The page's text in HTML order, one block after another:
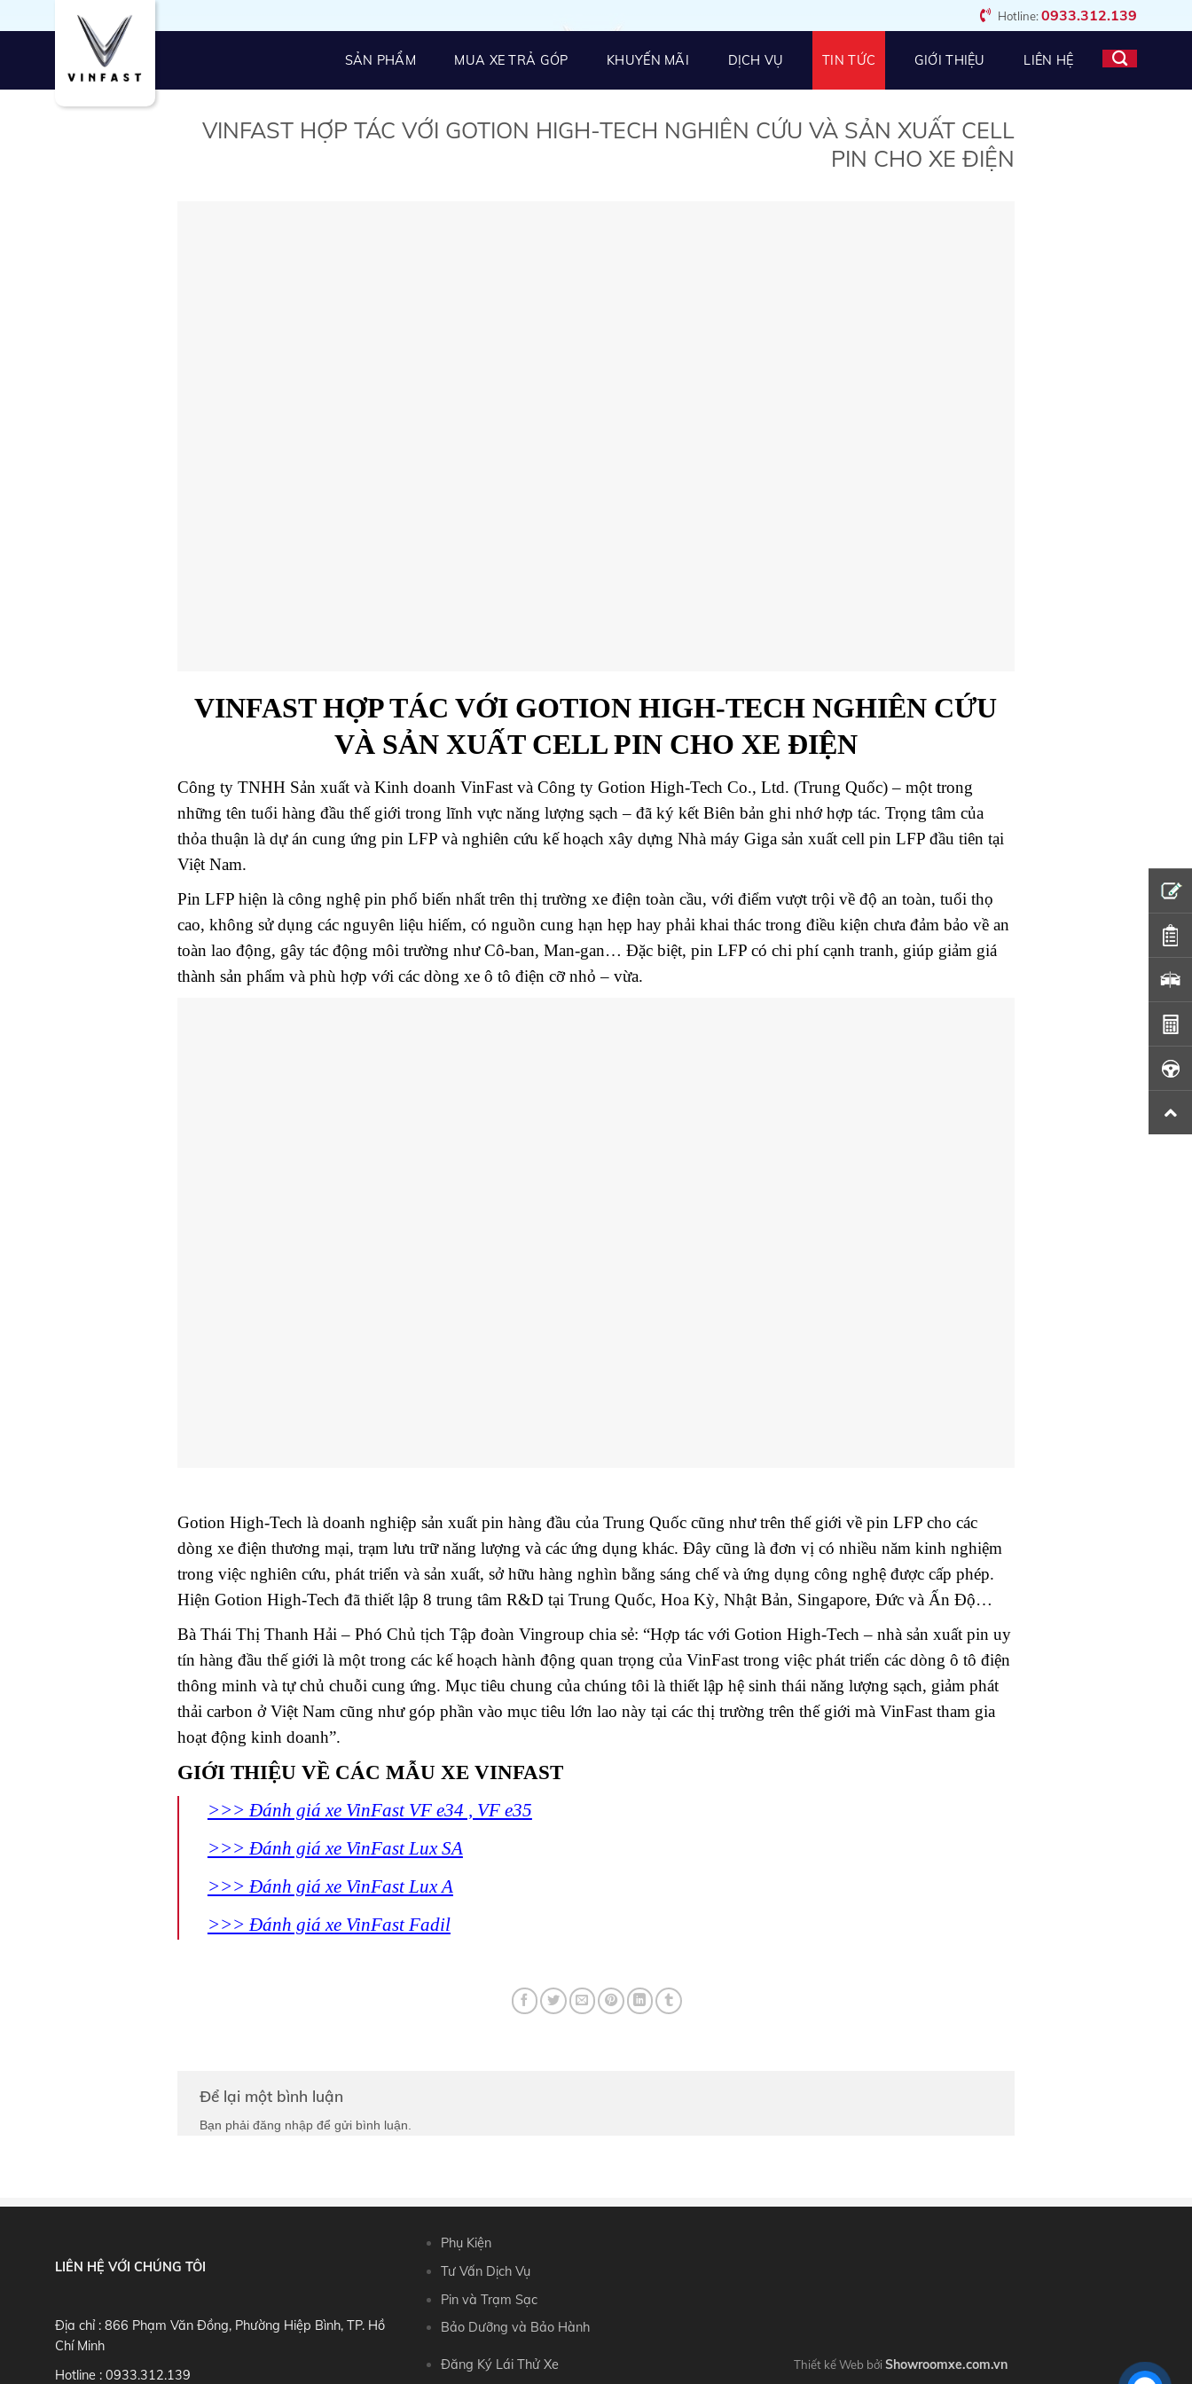
to
Hotline:0933.312.139
SẢN PHẨM MUA XE TRẢ GÓP KHUYẾN MÃI DỊCH VỤ TIN TỨC GIỚI THIỆU LIÊN HỆ
VINFAST HỢP TÁC VỚI GOTION HIGH-TECH NGHIÊN CỨU VÀ SẢN XUẤT CELL
PIN CHO XE ĐIỆN
VINFAST HỢP TÁC VỚI GOTION HIGH-TECH NGHIÊN CỨU
VÀ SẢN XUẤT CELL PIN CHO XE ĐIỆN
Công ty TNHH Sản xuất và Kinh doanh VinFast và Công ty Gotion High-Tech Co., Ltd. (Trung Quốc) – một trong
những tên tuổi hàng đầu thế giới trong lĩnh vực năng lượng sạch – đã ký kết Biên bản ghi nhớ hợp tác. Trọng tâm của
thỏa thuận là dự án cung ứng pin LFP và nghiên cứu kế hoạch xây dựng Nhà máy Giga sản xuất cell pin LFP đầu tiên tại
Việt Nam.
Pin LFP hiện là công nghệ pin phổ biến nhất trên thị trường xe điện toàn cầu, với điểm vượt trội về độ an toàn, tuổi thọ
cao, không sử dụng các nguyên liệu hiếm, có nguồn cung hạn hẹp hay phải khai thác trong điều kiện chưa đảm bảo về an
toàn lao động, gây tác động môi trường như Cô-ban, Man-gan… Đặc biệt, pin LFP có chi phí cạnh tranh, giúp giảm giá
thành sản phẩm và phù hợp với các dòng xe ô tô điện cỡ nhỏ – vừa.
Gotion High-Tech là doanh nghiệp sản xuất pin hàng đầu của Trung Quốc cũng như trên thế giới về pin LFP cho các
dòng xe điện thương mại, trạm lưu trữ năng lượng và các ứng dụng khác. Đây cũng là đơn vị có nhiều năm kinh nghiệm
trong việc nghiên cứu, phát triển và sản xuất, sở hữu hàng nghìn bằng sáng chế và ứng dụng công nghệ được cấp phép.
Hiện Gotion High-Tech đã thiết lập 8 trung tâm R&D tại Trung Quốc, Hoa Kỳ, Nhật Bản, Singapore, Đức và Ấn Độ…
Bà Thái Thị Thanh Hải – Phó Chủ tịch Tập đoàn Vingroup chia sẻ: “Hợp tác với Gotion High-Tech – nhà sản xuất pin uy
tín hàng đầu thế giới là một trong các kế hoạch hành động quan trọng của VinFast trong việc phát triển các dòng ô tô điện
thông minh và tự chủ chuỗi cung ứng. Mục tiêu chung của chúng tôi là thiết lập hệ sinh thái năng lượng sạch, giảm phát
thải carbon ở Việt Nam cũng như góp phần vào mục tiêu lớn lao này tại các thị trường trên thế giới mà VinFast tham gia
hoạt động kinh doanh”.
GIỚI THIỆU VỀ CÁC MẪU XE VINFAST
>>> Đánh giá xe VinFast VF e34 , VF e35
>>> Đánh giá xe VinFast Lux SA
>>> Đánh giá xe VinFast Lux A
>>> Đánh giá xe VinFast Fadil
Để lại một bình luận
Bạn phải đăng nhậpđể gửi bình luận.
LIÊN HỆ VỚI CHÚNG TÔI
Địa chỉ : 866 Phạm Văn Đồng, Phường Hiệp Bình, TP. Hồ
Chí Minh
Hotline : 0933.312.139
Phụ Kiện
Tư Vấn Dịch Vụ
Pin và Trạm Sạc
Bảo Dưỡng và Bảo Hành
Đăng Ký Lái Thử Xe Thiết kế Web bởiShowroomxe.com.vn